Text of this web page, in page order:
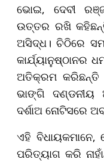
ଭୋଇ, ଦେବୀ
ଉତ୍ତର ରଖି
ଅସିଦ୍ଧ।ଚିଠିରେ
ଅତିକ୍ରମ କରିଛନ୍ତି ।
ଭାଙ୍ଗି ଦଣ୍ଡନୀୟ
ଦର୍ଶାଅ ନୋଟିସରେ
ଏହି ବିଧାୟକମାନେ,
ପରିତ୍ୟାଗ କରି